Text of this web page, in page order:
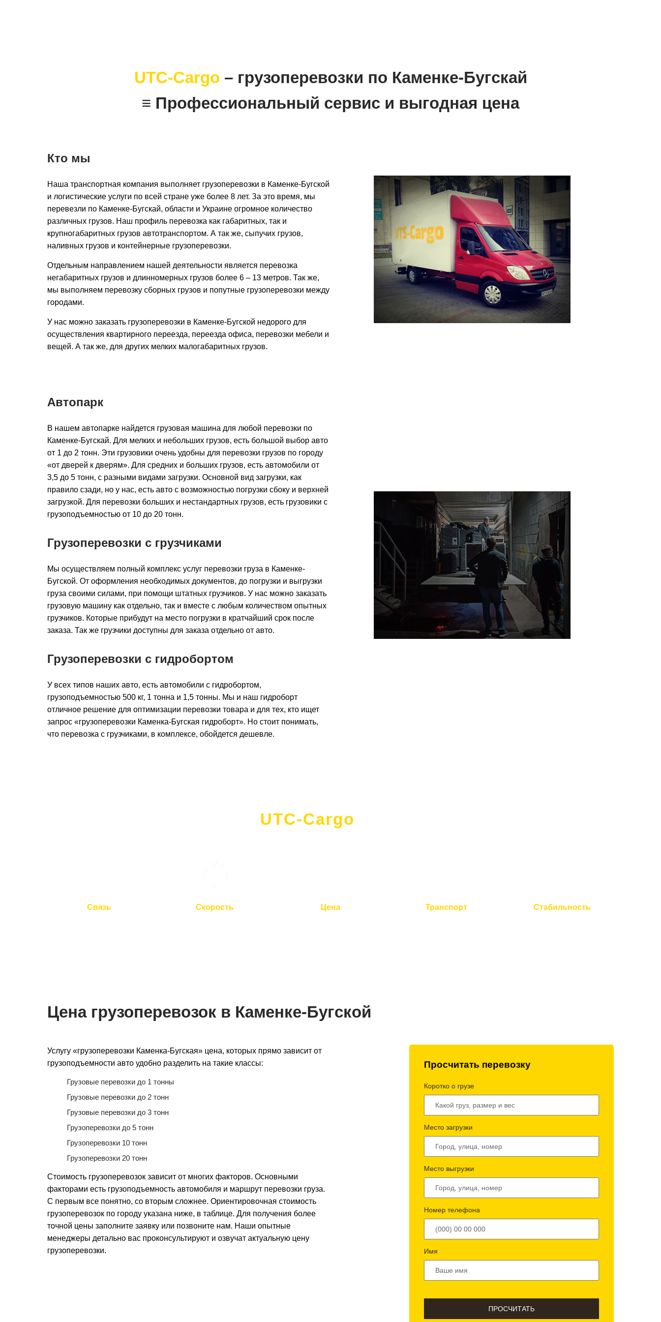
UTC-Cargo – грузоперевозки по Каменке-Бугскай
≡ Профессиональный сервис и выгодная цена
Кто мы
Наша транспортная компания выполняет грузоперевозки в Каменке-Бугской
и логистические услуги по всей стране уже более 8 лет. За это время, мы
перевезли по Каменке-Бугскай, области и Украине огромное количество
различных грузов. Наш профиль перевозка как габаритных, так и
крупногабаритных грузов автотранспортом. А так же, сыпучих грузов,
наливных грузов и контейнерные грузоперевозки.
Отдельным направлением нашей деятельности является перевозка
негабаритных грузов и длинномерных грузов более 6 – 13 метров. Так же,
мы выполняем перевозку сборных грузов и попутные грузоперевозки между
городами.
У нас можно заказать грузоперевозки в Каменке-Бугской недорого для
осуществления квартирного переезда, переезда офиса, перевозки мебели и
вещей. А так же, для других мелких малогабаритных грузов.
Автопарк
В нашем автопарке найдется грузовая машина для любой перевозки по
Каменке-Бугскай. Для мелких и небольших грузов, есть большой выбор авто
от 1 до 2 тонн. Эти грузовики очень удобны для перевозки грузов по городу
«от дверей к дверям». Для средних и больших грузов, есть автомобили от
3,5 до 5 тонн, с разными видами загрузки. Основной вид загрузки, как
правило сзади, но у нас, есть авто с возможностью погрузки сбоку и верхней
загрузкой. Для перевозки больших и нестандартных грузов, есть грузовики с
грузоподъемностью от 10 до 20 тонн.
Грузоперевозки с грузчиками
Мы осуществляем полный комплекс услуг перевозки груза в Каменке-
Бугской. От оформления необходимых документов, до погрузки и выгрузки
груза своими силами, при помощи штатных грузчиков. У нас можно заказать
грузовую машину как отдельно, так и вместе с любым количеством опытных
грузчиков. Которые прибудут на место погрузки в кратчайший срок после
заказа. Так же грузчики доступны для заказа отдельно от авто.
Грузоперевозки с гидробортом
У всех типов наших авто, есть автомобили с гидробортом,
грузоподъемностью 500 кг, 1 тонна и 1,5 тонны. Мы и наш гидроборт
отличное решение для оптимизации перевозки товара и для тех, кто ищет
запрос «грузоперевозки Каменка-Бугская гидроборт». Но стоит понимать,
что перевозка с грузчиками, в комплексе, обойдется дешевле.
UTC-Cargo
Связь
Скорость
Цена
Транспорт
Стабильность
Цена грузоперевозок в Каменке-Бугской
Услугу «грузоперевозки Каменка-Бугская» цена, которых прямо зависит от
грузоподъемности авто удобно разделить на такие классы:
Грузовые перевозки до 1 тонны
Грузовые перевозки до 2 тонн
Грузовые перевозки до 3 тонн
Грузоперевозки до 5 тонн
Грузоперевозки 10 тонн
Грузоперевозки 20 тонн
Стоимость грузоперевозок зависит от многих факторов. Основными
факторами есть грузоподъемность автомобиля и маршрут перевозки груза.
С первым все понятно, со вторым сложнее. Ориентировочная стоимость
грузоперевозок по городу указана ниже, в таблице. Для получения более
точной цены заполните заявку или позвоните нам. Наши опытные
менеджеры детально вас проконсультируют и озвучат актуальную цену
грузоперевозки.
Просчитать перевозку
Коротко о грузе
Место загрузки
Место выгрузки
Номер телефона
Имя
ПРОСЧИТАТЬ